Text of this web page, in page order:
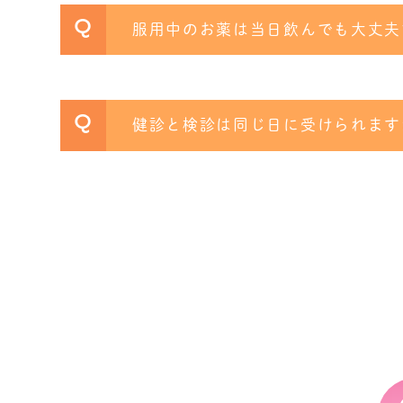
Q 服用中のお薬は当日飲んでも大丈夫
Q 健診と検診は同じ日に受けられます